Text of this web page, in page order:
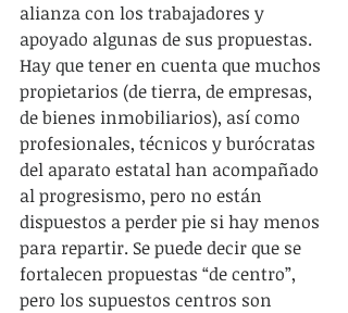
alianza con los trabajadores y
apoyado algunas de sus propuestas.
Hay que tener en cuenta que muchos
propietarios (de tierra, de empresas,
de bienes inmobiliarios), así como
profesionales, técnicos y burócratas
del aparato estatal han acompañado
al progresismo, pero no están
dispuestos a perder pie si hay menos
para repartir. Se puede decir que se
fortalecen propuestas “de centro”,
pero los supuestos centros son